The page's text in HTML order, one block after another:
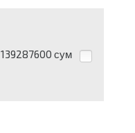
139287600 сум